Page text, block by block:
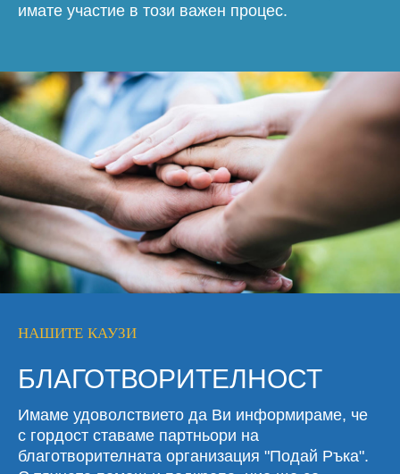
имате участие в този важен процес.
НАШИТЕ КАУЗИ
БЛАГОТВОРИТЕЛНОСТ
Имаме удоволствието да Ви информираме, че
с гордост ставаме партньори на
благотворителната организация "Подай Ръка".